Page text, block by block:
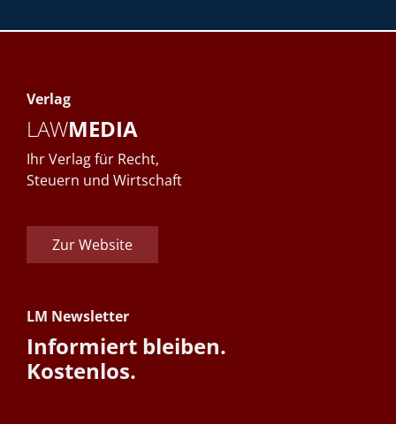
Verlag
LAWMEDIA
Ihr Verlag für Recht,
Steuern und Wirtschaft
Zur Website
LM Newsletter
Informiert bleiben.
Kostenlos.